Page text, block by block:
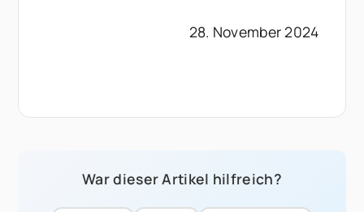
28. November 2024
War dieser Artikel hilfreich?